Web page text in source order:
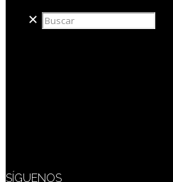
✕
SÍGUENOS